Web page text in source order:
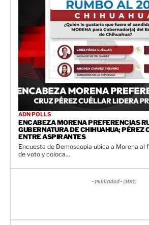
ADN POLLS
ENCABEZA MORENA PREFERENCIAS
GUBERNATURA DE CHIHUAHUA; PÉREZ
ENTRE ASPIRANTES
Encuesta de Demoscopia ubica a Morena al
de voto y coloca...
- Publicidad - (MR1)